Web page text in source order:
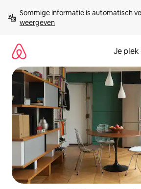
direct
naar
Sommige informatie is automatisch
weergeven
Je